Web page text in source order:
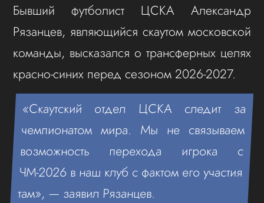
Бывший футболист ЦСКА Александр
Рязанцев, являющийся скаутом московской
команды, высказался о трансферных целях
красно-синих перед сезоном 2026-2027.
«Скаутский отдел ЦСКА следит за
чемпионатом мира. Мы не связываем
возможность перехода игрока с
ЧМ-2026 в наш клуб с фактом его участия
там», — заявил Рязанцев.